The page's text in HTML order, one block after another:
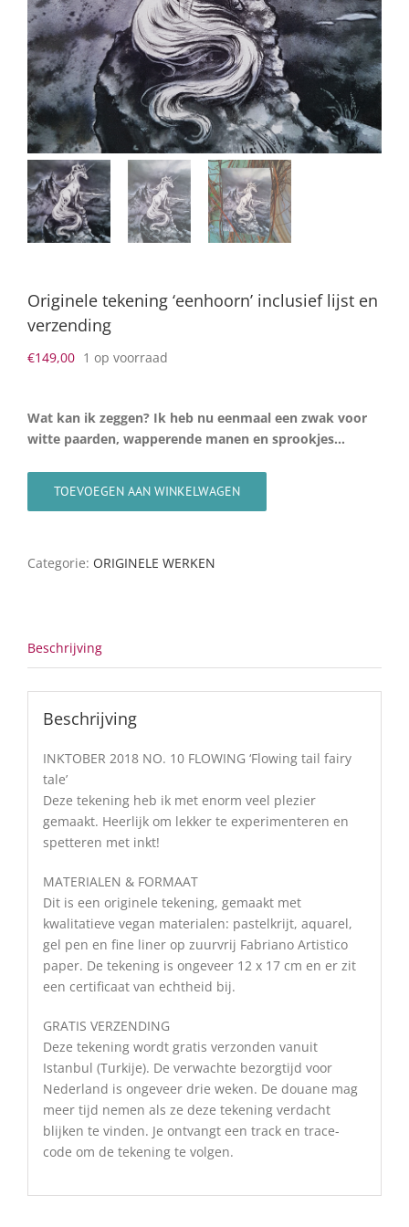
Originele tekening ‘eenhoorn’ inclusief lijst en
verzending
€149,00 1 op voorraad
Wat kan ik zeggen? Ik heb nu eenmaal een zwak voor
witte paarden, wapperende manen en sprookjes…
TOEVOEGEN AAN WINKELWAGEN
Categorie: ORIGINELE WERKEN
Beschrijving
Beschrijving
INKTOBER 2018 NO. 10 FLOWING ‘Flowing tail fairy
tale’
Deze tekening heb ik met enorm veel plezier
gemaakt. Heerlijk om lekker te experimenteren en
spetteren met inkt!
MATERIALEN & FORMAAT
Dit is een originele tekening, gemaakt met
kwalitatieve vegan materialen: pastelkrijt, aquarel,
gel pen en fine liner op zuurvrij Fabriano Artistico
paper. De tekening is ongeveer 12 x 17 cm en er zit
een certificaat van echtheid bij.
GRATIS VERZENDING
Deze tekening wordt gratis verzonden vanuit
Istanbul (Turkije). De verwachte bezorgtijd voor
Nederland is ongeveer drie weken. De douane mag
meer tijd nemen als ze deze tekening verdacht
blijken te vinden. Je ontvangt een track en trace-
code om de tekening te volgen.